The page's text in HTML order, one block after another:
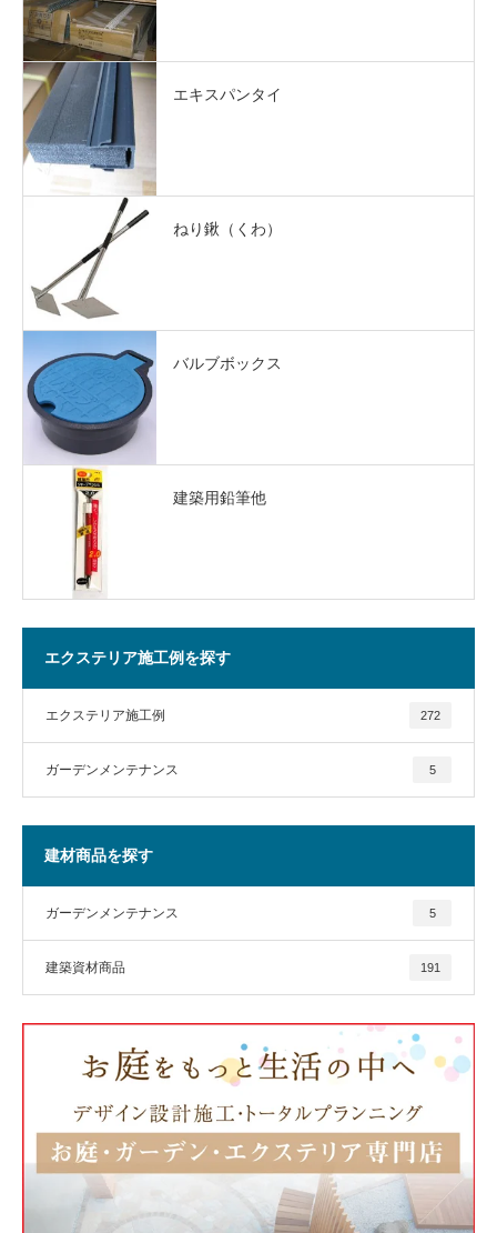
エキスパンタイ
ねり鍬（くわ）
バルブボックス
建築用鉛筆他
エクステリア施工例を探す
エクステリア施工例 272
ガーデンメンテナンス 5
建材商品を探す
ガーデンメンテナンス 5
建築資材商品 191